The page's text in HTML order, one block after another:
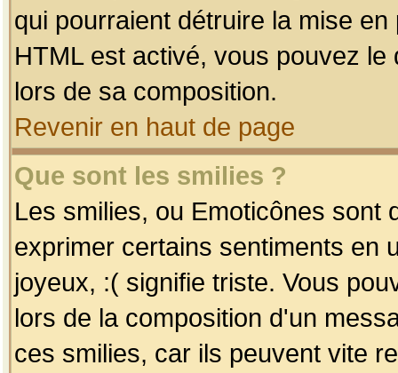
qui pourraient détruire la mise
HTML est activé, vous pouvez
lors de sa composition.
Revenir en haut de page
Que sont les smilies ?
Les smilies, ou Emoticônes sont
exprimer certains sentiments en
joyeux, :( signifie triste. Vous
lors de la composition d'un
ces smilies, car ils peuvent vite